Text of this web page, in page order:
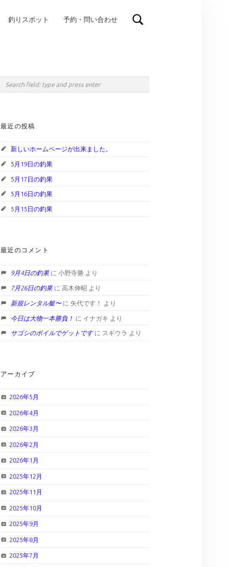
釣りスポット 予約・問い合わせ
最近の投稿
新しいホームページが出来ました。
5月19日の釣果
5月17日の釣果
5月16日の釣果
5月15日の釣果
最近のコメント
9月4日の釣果に 小野寺勝 より
7月26日の釣果に 高木伸昭 より
新規レンタル艇〜に 矢代です！ より
今日は大物一本勝負！ に イナガキ より
サゴシのボイルでゲットですに スギウラ より
アーカイブ
2026年5月
2026年4月
2026年3月
2026年2月
2026年1月
2025年12月
2025年11月
2025年10月
2025年9月
2025年8月
2025年7月